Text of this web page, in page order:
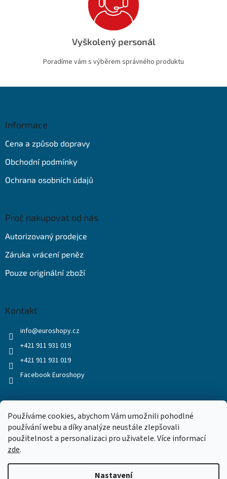
Používáme cookies, abychom Vám umožnili pohodlné
používání webu a díky analýze neustále zlepšovali
použitelnost a personalizaci pro uživatele. Více informací
zde.
Nastavení
Vyškolený personál
Poradíme vám s výběrem správného produktu
Informace
Cena a způsob dopravy
Obchodní podmínky
Ochrana osobních údajů
Proč nakupovat od nás
Autorizovaný prodejce
Záruka vrácení peněz
Pouze originální zboží
Kontakt
info@euroshopy.cz
+421 911 931 019
+421 911 931 019
Facebook Euroshopy